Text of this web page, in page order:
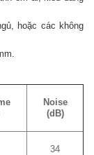
hoặc các không
Noise
(dB)
34